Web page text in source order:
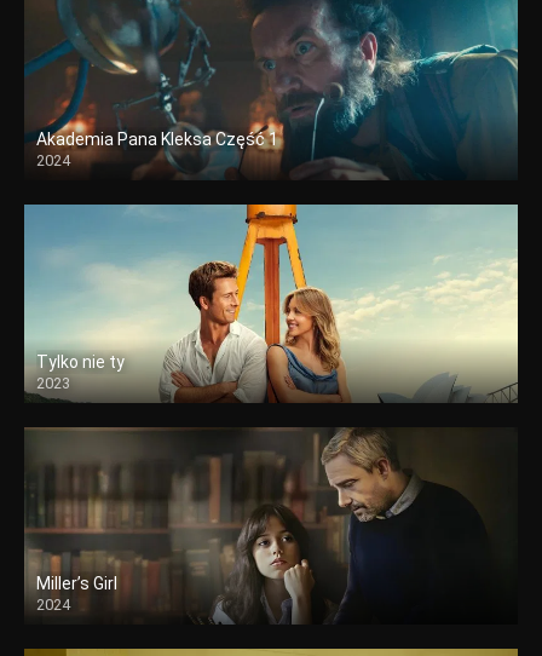
Akademia Pana Kleksa Część 1
2024
Tylko nie ty
2023
Miller’s Girl
2024